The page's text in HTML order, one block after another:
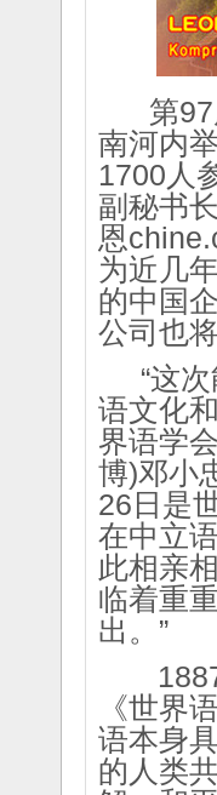
Kur..2013/
Invito al
pri ..2012/
讨会即将
2012/4/19
2013/4/11
关于7a
办青年世界
La 7a
Kongreso
d..
2013/3/
La Nord-
Somera
Kur..2013/
Invito al 1-
pri .. 2012/
湖北世协
讨会即将
2012/4/19
第97
南河内
1700人
副秘书
恩
为近几
的中国
公司也
“这次
语文化
界语学
博)邓小
26日是
在中立
此相亲
临着重
出。”
1887
《世界
语本身
的人类